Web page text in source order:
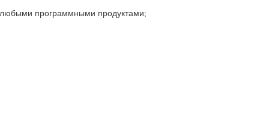
программными продуктами;